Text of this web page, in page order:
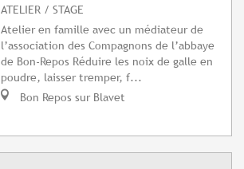
ATELIER / STAGE
Atelier en famille avec un médiateur de
l’association des Compagnons de l’abbaye
de Bon-Repos Réduire les noix de galle en
poudre, laisser tremper, f...
Bon Repos sur Blavet